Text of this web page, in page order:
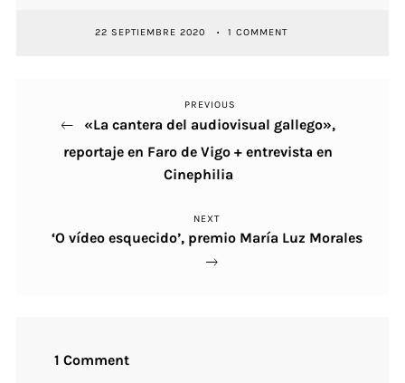
22 SEPTIEMBRE 2020 1 COMMENT
Navegación
de
Previous
Post
PREVIOUS
«La cantera del audiovisual gallego»,
reportaje en Faro de Vigo + entrevista en
Cinephilia
Next
Post
NEXT
‘O vídeo esquecido’, premio María Luz Morales
1 Comment